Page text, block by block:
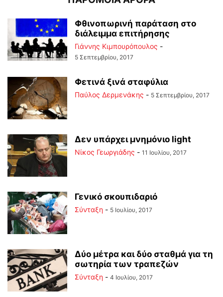
Φθινοπωρινή παράταση στο
διάλειμμα επιτήρησης
Γιάννης Κιμπουρόπουλος -
5 Σεπτεμβρίου, 2017
Φετινά ξινά σταφύλια
Παύλος Δερμενάκης - 5 Σεπτεμβρίου, 2017
Δεν υπάρχει μνημόνιο light
Νίκος Γεωργιάδης - 11 Ιουλίου, 2017
Γενικό σκουπιδαριό
Σύνταξη - 5 Ιουλίου, 2017
Δύο μέτρα και δύο σταθμά για τη
σωτηρία των τραπεζών
Σύνταξη - 4 Ιουλίου, 2017